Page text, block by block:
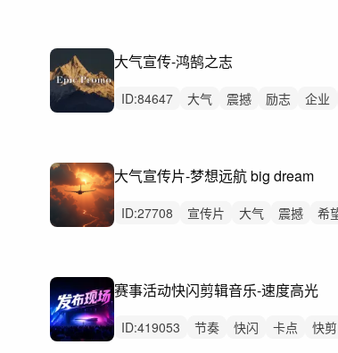
大气宣传-鸿鹄之志
ID:84647 大气 震撼 励志 企业
大气宣传片-梦想远航 big dream
ID:27708 宣传片 大气 震撼 希
赛事活动快闪剪辑音乐-速度高光
ID:419053 节奏 快闪 卡点 快剪